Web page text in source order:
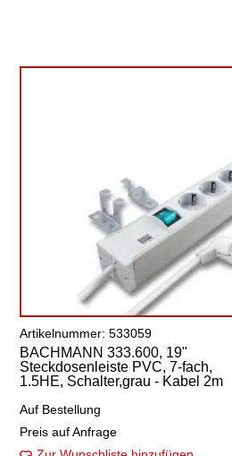
Artikelnummer: 533059
BACHMANN 333.600, 19"
Steckdosenleiste PVC, 7-fach,
1.5HE, Schalter,grau - Kabel 2m
Auf Bestellung
Preis auf Anfrage